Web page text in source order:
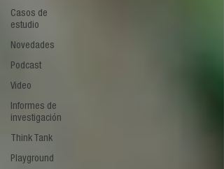
Casos de
estudio
Novedades
Podcast
Video
Informes de
investigación
Think Tank
Playground